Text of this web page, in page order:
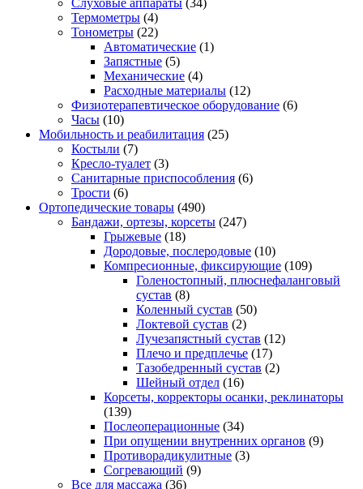
Термометры (4)
Тонометры (22)
Автоматические (1)
Запястные (5)
Механические (4)
Расходные материалы (12)
Физиотерапевтическое оборудование (6)
Часы (10)
Мобильность и реабилитация (25)
Костыли (7)
Кресло-туалет (3)
Санитарные приспособления (6)
Трости (6)
Ортопедические товары (490)
Бандажи, ортезы, корсеты (247)
Грыжевые (18)
Дородовые, послеродовые (10)
Компресионные, фиксирующие (109)
Голеностопный, плюснефаланговый
сустав (8)
Коленный сустав (50)
Локтевой сустав (2)
Лучезапястный сустав (12)
Плечо и предплечье (17)
Тазобедренный сустав (2)
Шейный отдел (16)
Корсеты, корректоры осанки, реклинаторы
(139)
Послеоперационные (34)
При опущении внутренних органов (9)
Противорадикулитные (3)
Согревающий (9)
Все для массажа (36)